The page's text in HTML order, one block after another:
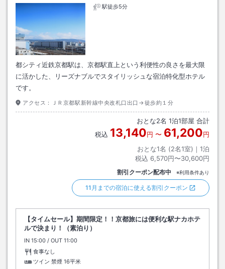
駅徒歩5分
都シティ近鉄京都駅は、京都駅直上という利便性の良さを最大限
に活かした、リーズナブルでスタイリッシュな宿泊特化型ホテル
です。
アクセス： ＪＲ京都駅新幹線中央改札口出口→徒歩約１分
おとな2名 1泊1部屋 合計
税込 13,140円 〜 61,200円
おとな1名 (2名1室)｜ 1泊
税込 6,570円〜30,600円
割引クーポン配布中 ※利用条件あり
11月までの宿泊に使える割引クーポン
【タイムセール】期間限定！！京都旅には便利な駅ナカホテ
ルで決まり！（素泊り）
IN チェックイン
15:00 / OUT チェックアウト
11:00
食事なし
ツイン 禁煙 16平米